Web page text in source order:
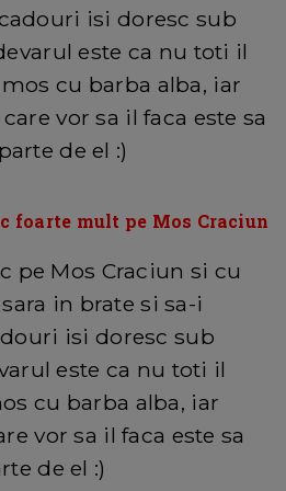
isi doresc sub
este ca nu toti il
cu barba alba, iar
vor sa il faca este sa
de el :)
foarte mult pe Mos Craciun
pe Mos Craciun si cu
in brate si sa-i
isi doresc sub
este ca nu toti il
cu barba alba, iar
vor sa il faca este sa
de el :)